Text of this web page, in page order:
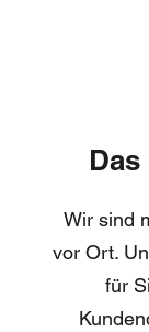
Wir sind
vor Ort.
für